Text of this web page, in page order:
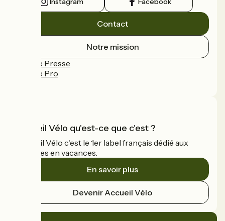
Contact
Notre mission
Espace Presse
Espace Pro
Accueil Vélo qu'est-ce que c'est ?
Accueil Vélo c'est le 1er label français dédié aux
cyclistes en vacances.
En savoir plus
Devenir Accueil Vélo